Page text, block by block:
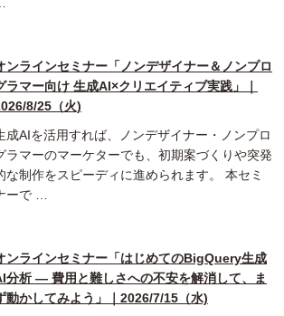
ンラインセミナー「ノンデザイナー＆ノンプロ
ラマー向け 生成AI×クリエイティブ実践」｜
8/25（火)
成AIを活用すれば、ノンデザイナー・ノンプロ
ラマーのマーケターでも、初期案づくりや突発
な制作をスピーディに進められます。 本セミ
ーで …
ンラインセミナー「はじめてのBigQuery生成
分析 ― 費用と難しさへの不安を解消して、ま
動かしてみよう」｜2026/7/15（水)